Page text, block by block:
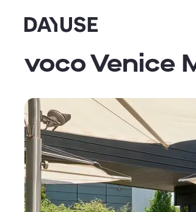
Dayuse
voco Venice